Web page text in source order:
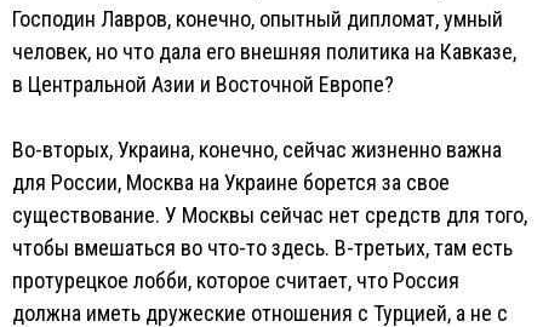
Господин Лавров, конечно, опытный дипломат, умный
человек, но что дала его внешняя политика на Кавказе,
в Центральной Азии и Восточной Европе?
Во-вторых, Украина, конечно, сейчас жизненно важна
для России, Москва на Украине борется за свое
существование. У Москвы сейчас нет средств для того,
чтобы вмешаться во что-то здесь. В-третьих, там есть
протурецкое лобби, которое считает, что Россия
должна иметь дружеские отношения с Турцией, а не с